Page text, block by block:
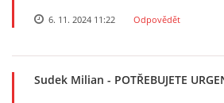
6. 11. 2024 11:22 Odpovědět
Sudek Milian - POTŘEBUJETE